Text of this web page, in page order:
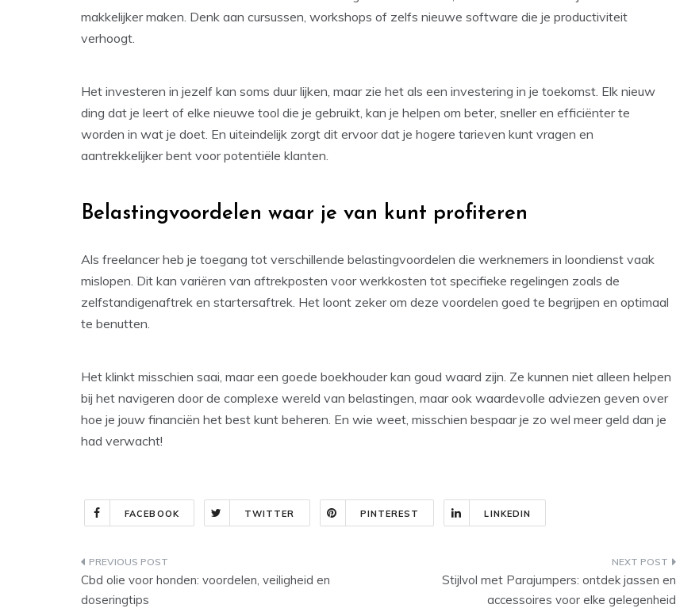
makkelijker maken. Denk aan cursussen, workshops of zelfs nieuwe software die je productiviteit
verhoogt.
Het investeren in jezelf kan soms duur lijken, maar zie het als een investering in je toekomst. Elk nieuw
ding dat je leert of elke nieuwe tool die je gebruikt, kan je helpen om beter, sneller en efficiënter te
worden in wat je doet. En uiteindelijk zorgt dit ervoor dat je hogere tarieven kunt vragen en
aantrekkelijker bent voor potentiële klanten.
Belastingvoordelen waar je van kunt profiteren
Als freelancer heb je toegang tot verschillende belastingvoordelen die werknemers in loondienst vaak
mislopen. Dit kan variëren van aftrekposten voor werkkosten tot specifieke regelingen zoals de
zelfstandigenaftrek en startersaftrek. Het loont zeker om deze voordelen goed te begrijpen en optimaal
te benutten.
Het klinkt misschien saai, maar een goede boekhouder kan goud waard zijn. Ze kunnen niet alleen helpen
bij het navigeren door de complexe wereld van belastingen, maar ook waardevolle adviezen geven over
hoe je jouw financiën het best kunt beheren. En wie weet, misschien bespaar je zo wel meer geld dan je
had verwacht!
FACEBOOK TWITTER PINTEREST LINKEDIN
Post
navigation
Cbd olie voor honden: voordelen, veiligheid en
doseringtips
Stijlvol met Parajumpers: ontdek jassen en
accessoires voor elke gelegenheid